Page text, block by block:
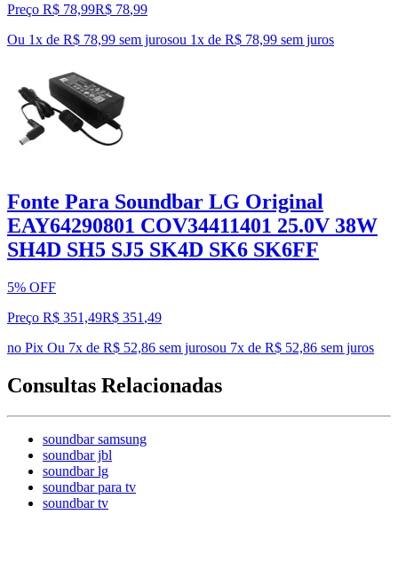
Preço R$ 78,99R$ 78,99
Ou 1x de R$ 78,99 sem jurosou 1x de R$ 78,99 sem juros
Fonte Para Soundbar LG Original
EAY64290801 COV34411401 25.0V 38W
SH4D SH5 SJ5 SK4D SK6 SK6FF
5% OFF
Preço R$ 351,49R$ 351 ,49
no Pix Ou 7x de R$ 52,86 sem jurosou 7x de R$ 52,86 sem juros
Consultas Relacionadas
soundbar samsung
soundbar jbl
soundbar lg
soundbar para tv
soundbar tv